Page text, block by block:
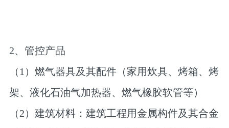
2、管控产品
（1）燃气器具及其配件（家用炊具、烤箱、烤
架、液化石油气加热器、燃气橡胶软管等）
（2）建筑材料：建筑工程用金属构件及其合金